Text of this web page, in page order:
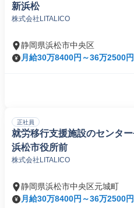
新浜松
株式会社LITALICO
静岡県浜松市中央区
月給30万8400円～36万2500円
正社員
就労移行支援施設のセンタ
浜松市役所前
株式会社LITALICO
静岡県浜松市中央区元城町
月給30万8400円～36万2500円